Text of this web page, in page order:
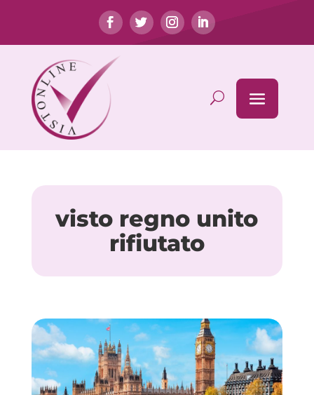
visto regno unito
rifiutato